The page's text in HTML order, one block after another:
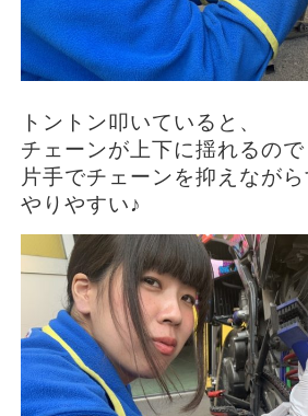
トントン叩いていると、
チェーンが上下に揺れるので
片手でチェーンを抑えながら
やりやすい♪